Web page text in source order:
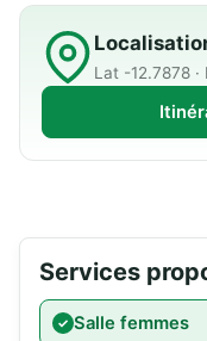
Lat -12.7878
Services
Salle femmes